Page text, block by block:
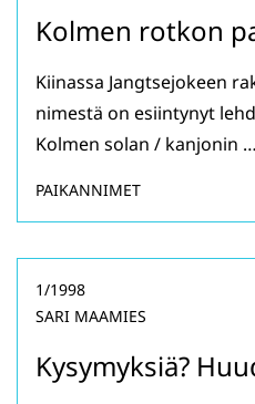
Kolmen rotkon
Kiinassa Jangtsejokeen
nimestä on esiintynyt
Kolmen solan / kanjonin …
PAIKANNIMET
Kysymyksiä?
1/1998
SARI MAAMIES